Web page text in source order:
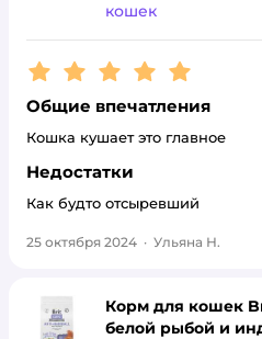
кошек
Рейтинг:5
Общие впечатления
Кошка кушает это главное
Недостатки
Как будто отсыревший
25 октября 2024 · Ульяна Н.
Корм для кошек
белой рыбой и